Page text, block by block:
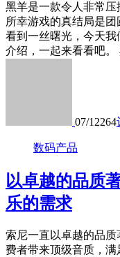
黑羊是一款令人非常压
所幸游戏的真结局是
看到一丝曙光，今天
介绍，一起来看看吧。
07/12264
数码产品
以卓越的品质
乐的需求
索尼一直以卓越的品
费者带来顶级音质，满